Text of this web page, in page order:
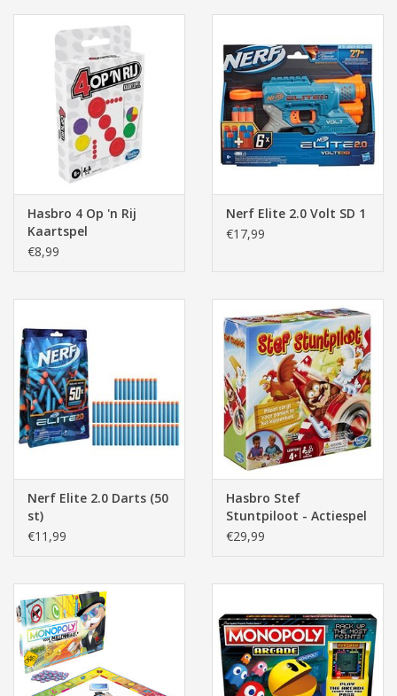
Hasbro 4 Op 'n Rij
Kaartspel
€8,99
Nerf Elite 2.0 Volt SD 1
€17,99
Nerf Elite 2.0 Darts (50
st)
€11,99
Hasbro Stef
Stuntpiloot - Actiespel
€29,99